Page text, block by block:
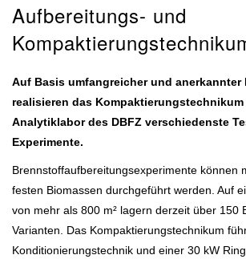
Aufbereitungs- und
Auf Basis umfangreicher und anerkannter
realisieren das
Analytiklabor des DBFZ verschiedenste
Experimente.
Brennstoffaufbereitungsexperimente können
festen Biomassen durchgeführt werden. Auf
von mehr als 800 m² lagern derzeit über 150
Varianten. Das Kompaktierungstechnikum
Konditionierungstechnik und einer 30 kW